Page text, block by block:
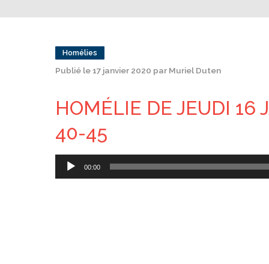
Homélies
Publié le 17 janvier 2020 par Muriel Duten
HOMÉLIE DE JEUDI 16
40-45
Lecteur
audio
00:00